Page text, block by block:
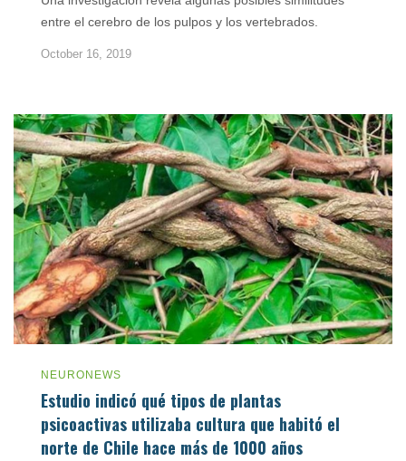
entre el cerebro de los pulpos y los vertebrados.
October 16, 2019
NEURONEWS
Estudio indicó qué tipos de plantas
psicoactivas utilizaba cultura que habitó el
norte de Chile hace más de 1000 años